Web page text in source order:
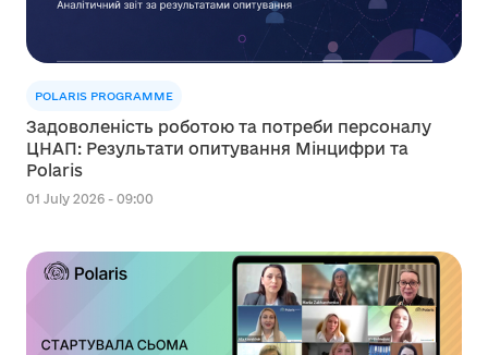
POLARIS PROGRAMME
Задоволеність роботою та потреби персоналу
ЦНАП: Результати опитування Мінцифри та
Polaris
01 July 2026 - 09:00